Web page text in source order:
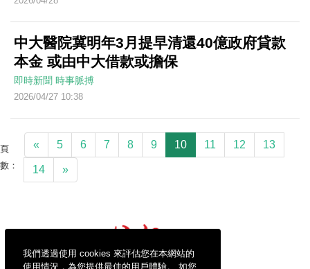
我們透過使用 cookies 來評估您在本網站的
使用情況，為您提供最佳的用戶體驗。 如您
中大醫院冀明年3月提早清還40億政府貸款
本金 或由中大借款或擔保
即時新聞 時事脈搏
2026/04/27 10:38
頁
數：
« 5 6 7 8 9 10 11 12 13
14 »